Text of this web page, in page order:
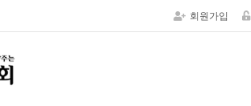
회원가입